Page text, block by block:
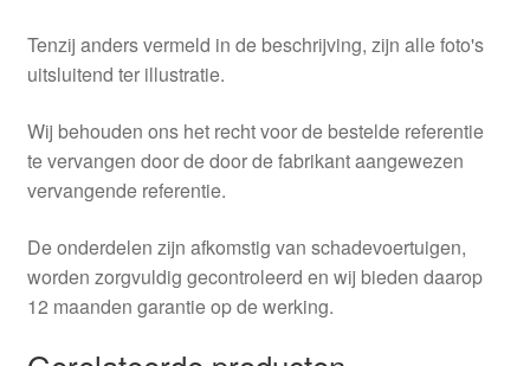
Tenzij anders vermeld in de beschrijving, zijn alle foto's
uitsluitend ter illustratie.
Wij behouden ons het recht voor de bestelde referentie
te vervangen door de door de fabrikant aangewezen
vervangende referentie.
De onderdelen zijn afkomstig van schadevoertuigen,
worden zorgvuldig gecontroleerd en wij bieden daarop
12 maanden garantie op de werking.